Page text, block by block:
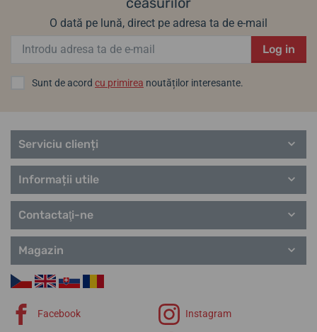
O dată pe lună, direct pe adresa ta de e-mail
Log in
Sunt de acord cu primirea noutăților interesante.
Serviciu clienți
Informații utile
Contactaţi-ne
Magazin
Facebook Instagram